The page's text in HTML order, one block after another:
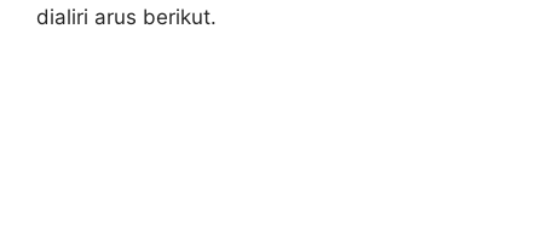
dialiri arus berikut.